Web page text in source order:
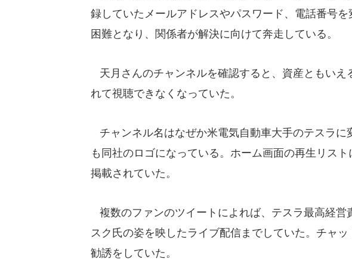
録していたメールアドレスやパスワード、電話番号
困難となり、関係者が解決に向けて奔走している。
天月さんのチャンネルを確認すると、資産ともいえ
れて視聴できなくなっていた。
チャンネル名はなぜか米電気自動車大手のテスラに
も同社のロゴになっている。ホーム画面の再生リス
掲載されていた。
複数のファンのツイートによれば、テスラ最高経営
スク氏の姿を映したライブ配信までしていた。チャ
勧誘をしていた。